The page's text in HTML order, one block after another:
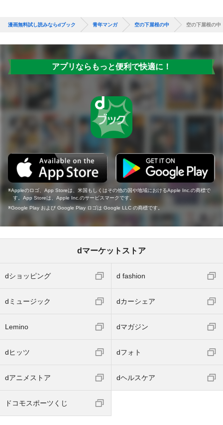
漫画無料試し読みならdブック 青年マンガ 空の下屋根の中 空の下屋根の
アプリならもっと便利で快適に！
Appleのロゴ、App Storeは、米国もしくはその他の国や地域におけるApple Inc.の商標で
す。App Storeは、Apple Inc.のサービスマークです。
Google Play および Google Play ロゴは Google LLC の商標です。
dマーケットストア
dショッピング d fashion
dミュージック dカーシェア
Lemino dマガジン
dヒッツ dフォト
dアニメストア dヘルスケア
ドコモスポーツくじ